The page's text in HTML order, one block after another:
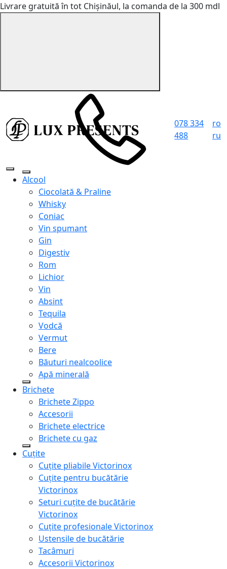
Livrare gratuită în tot Chișinăul, la comanda de la 300 mdl
078 334
488
ro
ru
Alcool
Ciocolată & Praline
Whisky
Coniac
Vin spumant
Gin
Digestiv
Rom
Lichior
Vin
Absint
Tequila
Vodcă
Vermut
Bere
Băuturi nealcoolice
Apă minerală
Brichete
Brichete Zippo
Accesorii
Brichete electrice
Brichete cu gaz
Cuțite
Cuțite pliabile Victorinox
Cuțite pentru bucătărie
Victorinox
Seturi cuțite de bucătărie
Victorinox
Cuțite profesionale Victorinox
Ustensile de bucătărie
Tacâmuri
Accesorii Victorinox